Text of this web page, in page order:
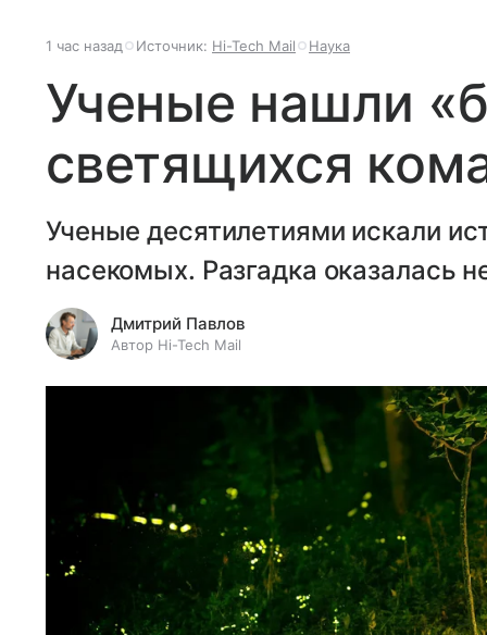
1 час назад Источник: Hi-Tech Mail Наука
Ученые нашли
светящихся
Ученые десятилетиями искали
насекомых. Разгадка оказалась
Дмитрий Павлов
Автор Hi-Tech Mail